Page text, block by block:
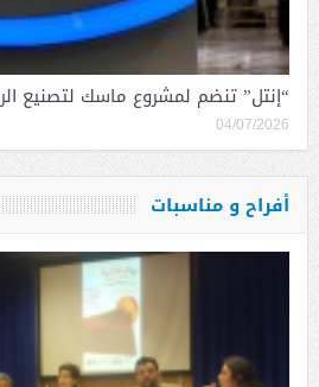
“إنتل” تنضم لمشروع ماسك لتصنيع
04/07/2026
أفراح و مناسبات